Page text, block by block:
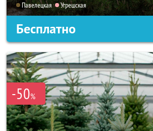
Павелецкая Угрешская
Бесплатно
-50%